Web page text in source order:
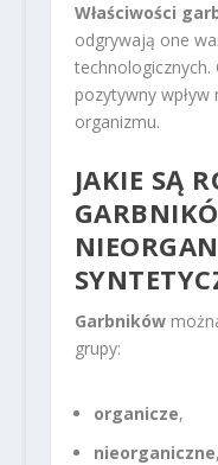
Właściwości
odgrywają one
pozytywny
organizmu.
JAKIE SĄ
Garbników
grupy:
organicze,
nieorganiczne,